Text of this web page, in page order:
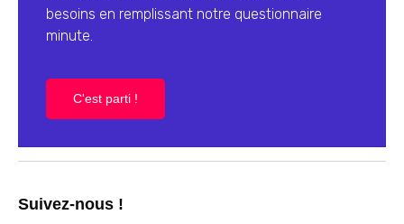
besoins en remplissant notre questionnaire
minute.
C'est parti !
Suivez-nous !